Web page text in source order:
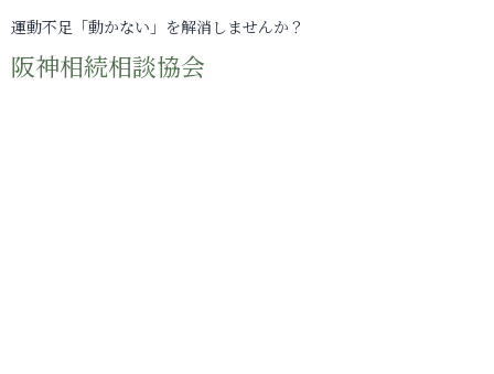
運動不足「動かない」を解消しませんか？
阪神相続相談協会